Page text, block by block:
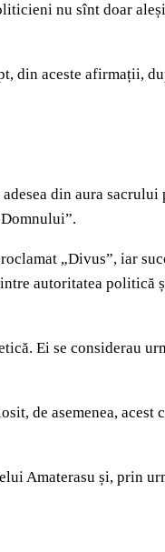
nu sînt doar
din aceste afirmații,
din aura
„Divus”, iar
autoritatea politică
Ei se considerau
de asemenea,
Amaterasu și, prin